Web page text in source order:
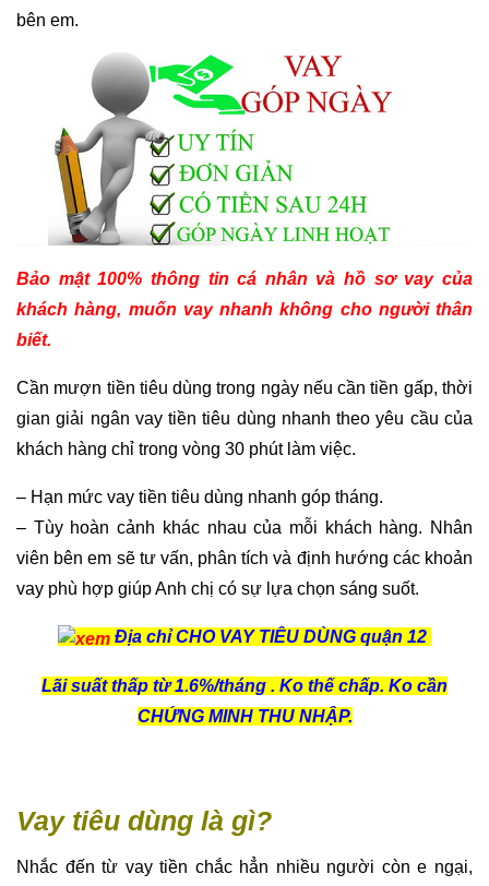
bên em.
Bảo mật 100% thông tin cá nhân và hồ sơ vay của
khách hàng, muốn vay nhanh không cho người thân
biết.
Cần mượn tiền tiêu dùng trong ngày nếu cần tiền gấp, thời
gian giải ngân vay tiền tiêu dùng nhanh theo yêu cầu của
khách hàng chỉ trong vòng 30 phút làm việc.
– Hạn mức vay tiền tiêu dùng nhanh góp tháng.
– Tùy hoàn cảnh khác nhau của mỗi khách hàng. Nhân
viên bên em sẽ tư vấn, phân tích và định hướng các khoản
vay phù hợp giúp Anh chị có sự lựa chọn sáng suốt.
Địa chỉ CHO VAY TIÊU DÙNG quận 12
Lãi suất thấp từ 1.6%/tháng . Ko thế chấp. Ko cần
CHỨNG MINH THU NHẬP.
Vay tiêu dùng là gì?
Nhắc đến từ vay tiền chắc hẳn nhiều người còn e ngại,